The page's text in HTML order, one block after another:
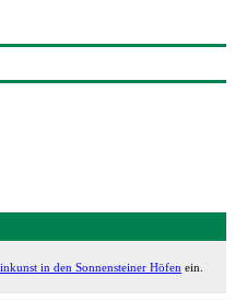
in den Sonnensteiner Höfen ein.